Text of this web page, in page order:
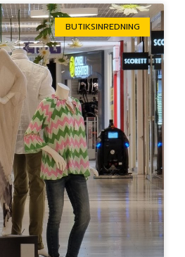
BUTIKSINREDNING